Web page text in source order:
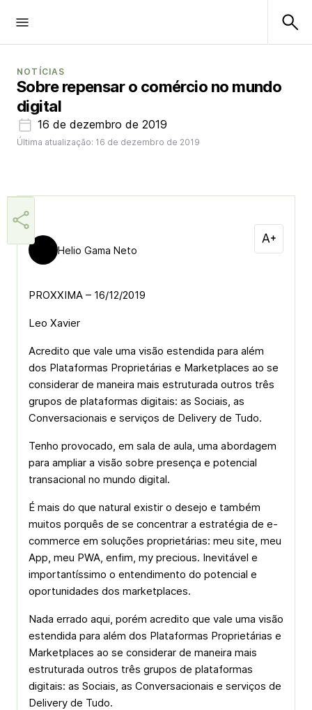
NOTÍCIAS
Sobre repensar o comércio no mundo
digital
16 de dezembro de 2019
Última atualização: 16 de dezembro de 2019
Helio Gama Neto
PROXXIMA – 16/12/2019
Leo Xavier
Acredito que vale uma visão estendida para além
dos Plataformas Proprietárias e Marketplaces ao se
considerar de maneira mais estruturada outros três
grupos de plataformas digitais: as Sociais, as
Conversacionais e serviços de Delivery de Tudo.
Tenho provocado, em sala de aula, uma abordagem
para ampliar a visão sobre presença e potencial
transacional no mundo digital.
É mais do que natural existir o desejo e também
muitos porquês de se concentrar a estratégia de e-
commerce em soluções proprietárias: meu site, meu
App, meu PWA, enfim, my precious. Inevitável e
importantíssimo o entendimento do potencial e
oportunidades dos marketplaces.
Nada errado aqui, porém acredito que vale uma visão
estendida para além dos Plataformas Proprietárias e
Marketplaces ao se considerar de maneira mais
estruturada outros três grupos de plataformas
digitais: as Sociais, as Conversacionais e serviços de
Delivery de Tudo.